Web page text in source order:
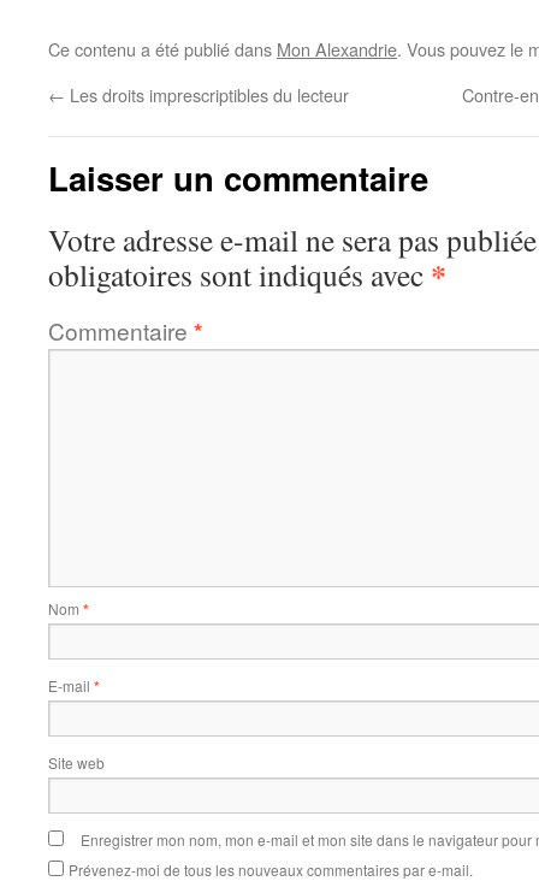
Ce contenu a été publié dans Mon Alexandrie. Vous pouvez le
← Les droits imprescriptibles du lecteur Contre-
Laisser un commentaire
Votre adresse e-mail ne sera pas
obligatoires sont indiqués avec *
Commentaire *
Nom *
E-mail *
Site web
Enregistrer mon nom, mon e-mail et mon site dans le navigateur
Prévenez-moi de tous les nouveaux commentaires par e-mail.